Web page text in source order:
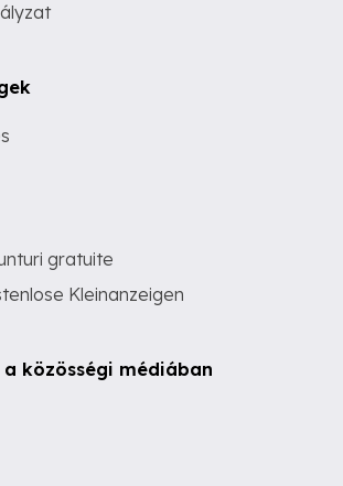
gratuite
Kleinanzeigen
a közösségi médiában